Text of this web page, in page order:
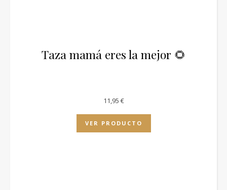
Taza mamá eres la mejor 🌻
11,95 €
VER PRODUCTO